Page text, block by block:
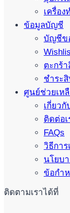
เครื่อ
ข้อมูลบัญชี
บัญชีข
ตะกร้
ชำระ
ศูนย์ช่วยเห
เกี่ยวกั
ติดต่อเ
FAQs
วิธีกา
นโยบ
ข้อกำ
ติดตามเราได้ที่